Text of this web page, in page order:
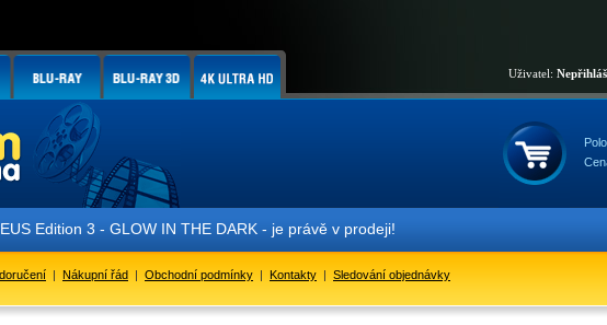
Uživatel:
GLOW IN THE DARK - je právě v prodeji!
| Nákupní řád | Obchodní podmínky | Kontakty | Sledování objednávky